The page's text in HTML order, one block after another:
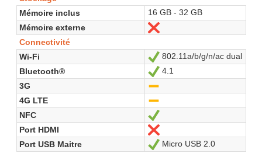
Mémoire inclus
16 GB - 32 GB
Mémoire externe
Non
Connectivité
Wi-Fi
Oui
802.11a/b/g/n/ac dual
Bluetooth®
Oui
4.1
3G
4G LTE
NFC
Port HDMI
Non
Port USB Maitre
Oui
Micro USB 2.0